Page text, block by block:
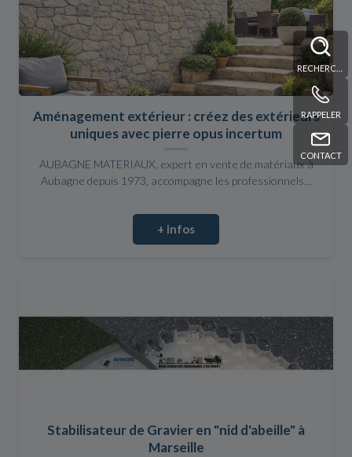
RAPPELER
CONTACT
Aménagement extérieur : créez des extérieurs
uniques avec pierre opus incertum
AUBAGNE MATERIAUX, expert en vente de matériaux à
Aubagne depuis 1973, accompagne les professionnels...
+ infos
Stabilisateur de Gravier en "nid d'abeille" à
Marseille